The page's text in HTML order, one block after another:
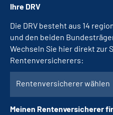
Ihre DRV
Die DRV besteht aus 14
und den beiden
Wechseln Sie hier direkt zur
Rentenversicherers:
Rentenversicherer wählen
Meinen Rentenversicherer